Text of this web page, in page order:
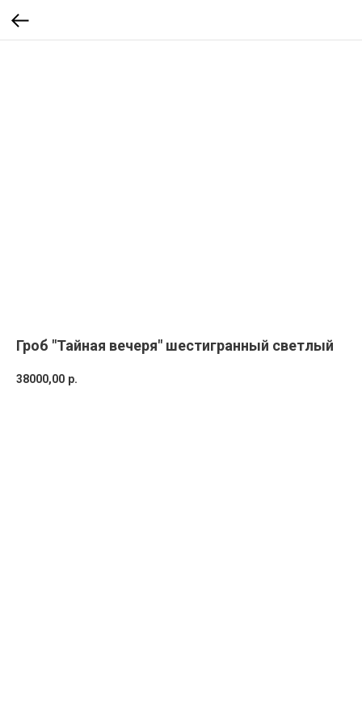
Гроб "Тайная вечеря" шестигранный светлый
38000,00 р.